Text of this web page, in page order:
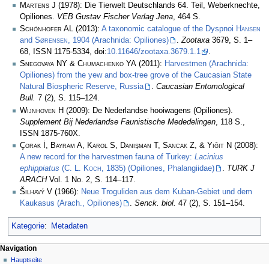
Martens J (1978): Die Tierwelt Deutschlands 64. Teil, Weberknechte,
Opiliones. VEB Gustav Fischer Verlag Jena, 464 S.
Schönhofer AL (2013): A taxonomic catalogue of the Dyspnoi Hansen
and Sørensen, 1904 (Arachnida: Opiliones) .Zootaxa 3679, S. 1–
68, ISSN 1175-5334, doi:10.11646/zootaxa.3679.1.1
.
Snegovaya NY & Chumachenko YA (2011): Harvestmen (Arachnida:
Opiliones) from the yew and box-tree grove of the Caucasian State
Natural Biospheric Reserve, Russia
. Caucasian Entomological
Bull. 7 (2), S. 115–124.
Wijnhoven H (2009): De Nederlandse hooiwagens (Opiliones).
Supplement Bij Nederlandse Faunistische Mededelingen , 118 S.,
ISSN 1875-760X.
Çorak İ, Bayram A, Karol S, Danışman T, Sancak Z, & Yiğit N (2008):
A new record for the harvestmen fauna of Turkey: Lacinius
ephippiatus (C. L. Koch, 1835) (Opiliones, Phalangiidae) . TURK J
ARACHVol. 1 No. 2, S. 114–117.
Šilhavý V (1966): Neue Troguliden aus dem Kuban-Gebiet und dem
Kaukasus (Arach., Opiliones)
. Senck. biol. 47 (2), S. 151–154.
Kategorie: Metadaten
Navigation
Hauptseite